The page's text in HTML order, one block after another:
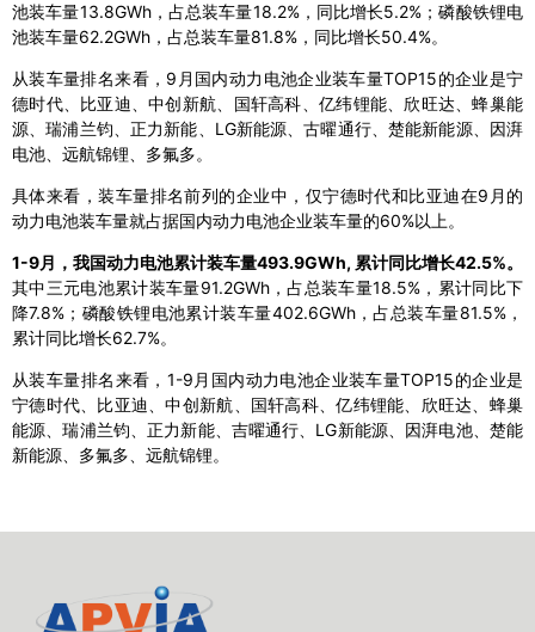
池装车量13.8GWh，占总装车量18.2%，同比增长5.2%；磷酸铁锂电
池装车量62.2GWh，占总装车量81.8%，同比增长50.4%。
从装车量排名来看，9月国内动力电池企业装车量TOP15的企业是宁
德时代、比亚迪、中创新航、国轩高科、亿纬锂能、欣旺达、蜂巢能
源、瑞浦兰钧、正力新能、LG新能源、古曜通行、楚能新能源、因湃
电池、远航锦锂、多氟多。
具体来看，装车量排名前列的企业中，仅宁德时代和比亚迪在9月的
动力电池装车量就占据国内动力电池企业装车量的60%以上。
1-9月，我国动力电池累计装车量493.9GWh, 累计同比增长42.5%。
其中三元电池累计装车量91.2GWh，占总装车量18.5%，累计同比下
降7.8%；磷酸铁锂电池累计装车量402.6GWh，占总装车量81.5%，
累计同比增长62.7%。
从装车量排名来看，1-9月国内动力电池企业装车量TOP15的企业是
宁德时代、比亚迪、中创新航、国轩高科、亿纬锂能、欣旺达、蜂巢
能源、瑞浦兰钧、正力新能、吉曜通行、LG新能源、因湃电池、楚能
新能源、多氟多、远航锦锂。